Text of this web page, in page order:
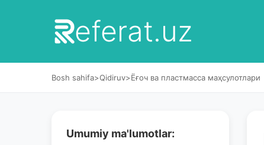
eferat.uz
Bosh sahifa>Qidiruv>Ёғоч ва пластмасса маҳсулотлари
Umumiy ma'lumotlar: